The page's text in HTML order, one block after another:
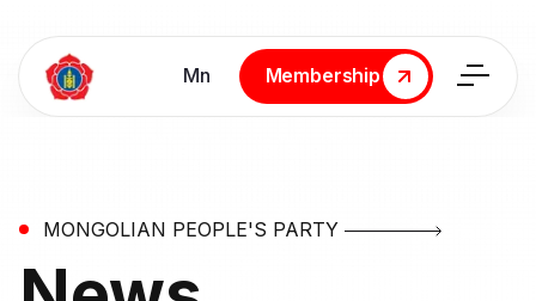
Мn
Membership
Membership
MONGOLIAN PEOPLE'S PARTY